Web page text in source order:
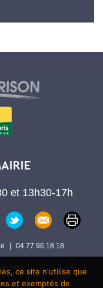
et 13h30-17h
| 04 77 96 18 18
!
ce site n'utilise que
et exemptés de